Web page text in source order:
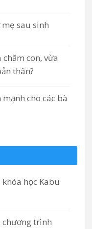
sau sinh
con, vừa
thân?
cho các bà
học Kabu
chương trình